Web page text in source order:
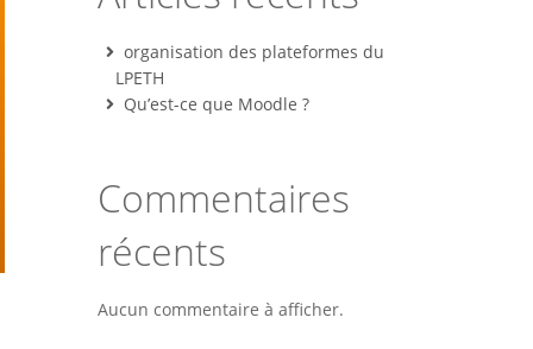
organisation des plateformes du
LPETH
Qu’est-ce que Moodle ?
Commentaires
récents
Aucun commentaire à afficher.